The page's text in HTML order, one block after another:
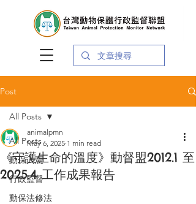
Post
All Posts
動保入憲
行政監督
動保法修法
All Posts
《守護生命的溫度》動督盟2012.1 至
2025.4 工作成果報告
animalpmn
May 6, 2025 1 min read